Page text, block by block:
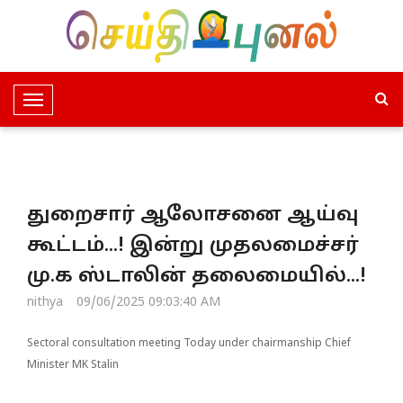
T
o
e
a
v
i
a
t
துறைசார் ஆலோசனை ஆய்வு
கூட்டம்...! இன்று முதலமைச்சர்
மு.க ஸ்டாலின் தலைமையில்...!
nithya 09/06/2025 09:03:40 AM
Sectoral consultation meeting Today under chairmanship Chief
Minister MK Stalin